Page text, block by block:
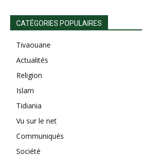
CATÉGORIES POPULAIRES
Tivaouane
Actualités
Religion
Islam
Tidiania
Vu sur le net
Communiqués
Société